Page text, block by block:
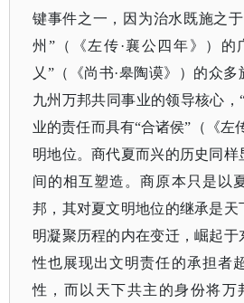
键事件之一，因为治水既施之
州”（《左传·襄公四年》）的
乂”（《尚书·皋陶谟》）的众多
九州万邦共同事业的领导核心，
业的责任而具有“合诸侯”（《左
明地位。商代夏而兴的历史同样
间的相互塑造。商原本只是以
邦，其对夏文明地位的继承是天
明凝聚历程的内在变迁，崛起
性也展现出文明责任的承担者
性，而以天下共主的身份将万